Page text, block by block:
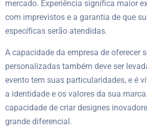
mercado. Experiência significa maior
com imprevistos e a garantia de que
específicas serão atendidas.
A capacidade da empresa de oferecer
personalizadas também deve ser
evento tem suas particularidades, e é
a identidade e os valores da sua
capacidade de criar designes
grande diferencial.